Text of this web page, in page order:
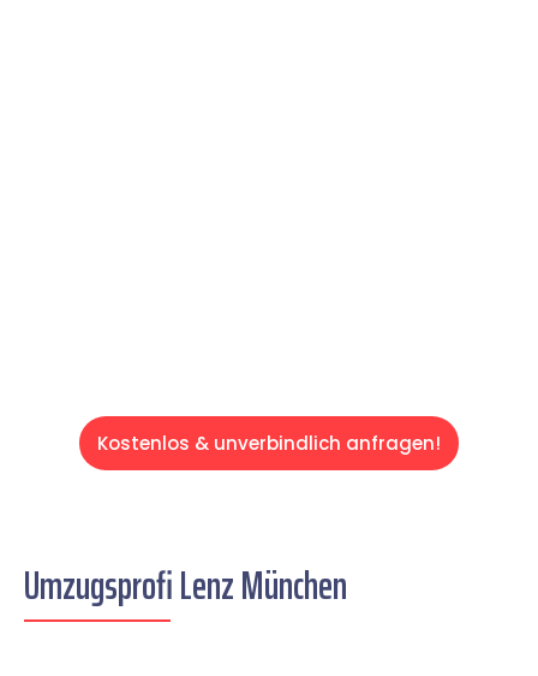
Kostenlos & unverbindlich anfragen!
Umzugsprofi Lenz München